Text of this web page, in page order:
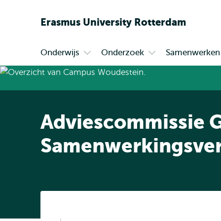
Erasmus University Rotterdam
Primair
Onderwijs
submenu
Onderzoek Samenwerken
Adviescommissie